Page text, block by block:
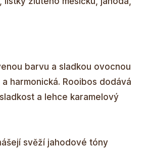
barvu a sladkou ovocnou
harmonická. Rooibos dodává
a lehce karamelový
svěží jahodové tóny